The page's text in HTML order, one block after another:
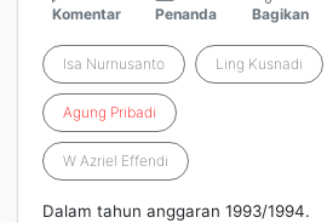
Komentar Penanda Bagikan
Isa Nurnusanto Ling Kusnadi
Agung Pribadi
W Azriel Effendi
Dalam tahun anggaran 1993/1994.